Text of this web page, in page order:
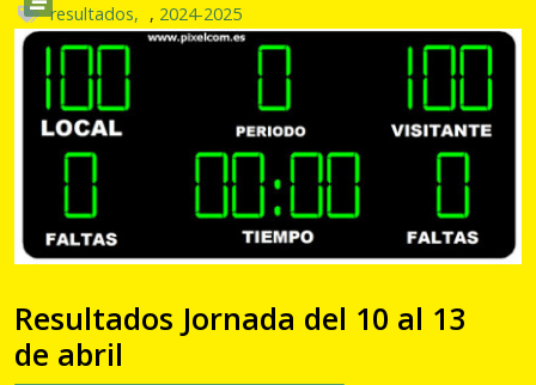
resultados, , 2024-2025
Resultados Jornada del 10 al 13
de abril